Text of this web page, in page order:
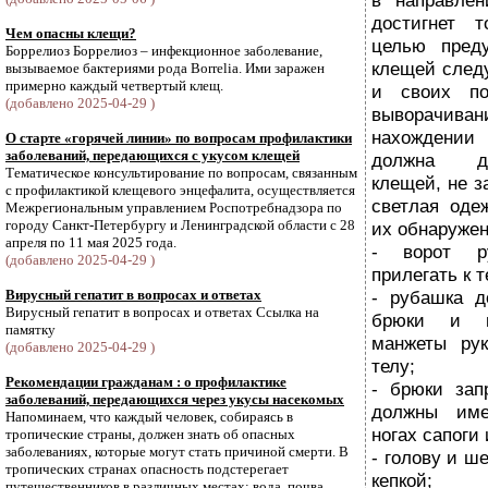
Чем опасны клещи?
Боррелиоз Боррелиоз – инфекционное заболевание,
вызываемое бактериями рода Borrelia. Ими заражен
примерно каждый четвертый клещ.
(добавлено 2025-04-29 )
О старте «горячей линии» по вопросам профилактики
заболеваний, передающихся с укусом клещей
Тематическое консультирование по вопросам, связанным
с профилактикой клещевого энцефалита, осуществляется
Межрегиональным управлением Роспотребнадзора по
городу Санкт-Петербургу и Ленинградской области с 28
апреля по 11 мая 2025 года.
(добавлено 2025-04-29 )
Вирусный гепатит в вопросах и ответах
Вирусный гепатит в вопросах и ответах Ссылка на
памятку
(добавлено 2025-04-29 )
Рекомендации гражданам : о профилактике
заболеваний, передающихся через укусы насекомых
Напоминаем, что каждый человек, собираясь в
тропические страны, должен знать об опасных
заболеваниях, которые могут стать причиной смерти. В
тропических странах опасность подстерегает
достигнет
целью
клещей
и своих
должна
клещей, не
светлая
их
- ворот
прилегать к
- рубашка
брюки и
манжеты
телу;
- брюки
должны
ногах
- голову и
кепкой;